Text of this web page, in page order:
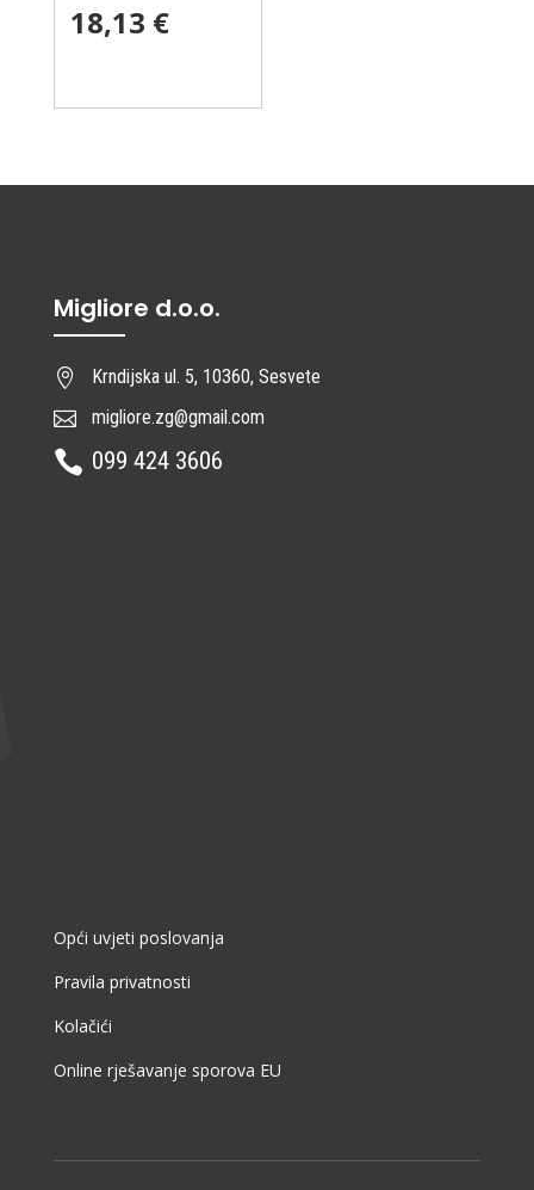
18,13 €
Migliore d.o.o.

Krndijska ul. 5, 10360, Sesvete

migliore.zg@gmail.com
 099 424 3606
Opći uvjeti poslovanja
Pravila privatnosti
Kolačići
Online rješavanje sporova EU